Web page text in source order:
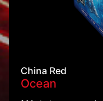
China Red
Ocean